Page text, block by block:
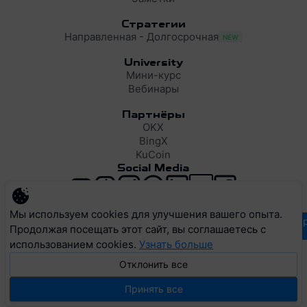
Стратегии
Направленная - Долгосрочная NEW
University
Мини-курс
Вебинары
Партнёры
OKX
BingX
KuCoin
Social Media
Privacy PolicyTerms of ServiceCookie Policy
© 2026 RESONANCE VISION LTD. All rights reserved.
Мы используем cookies для улучшения вашего опыта.
Продолжая посещать этот сайт, вы соглашаетесь с
использованием cookies. Узнать больше
Отклонить все
Принять все